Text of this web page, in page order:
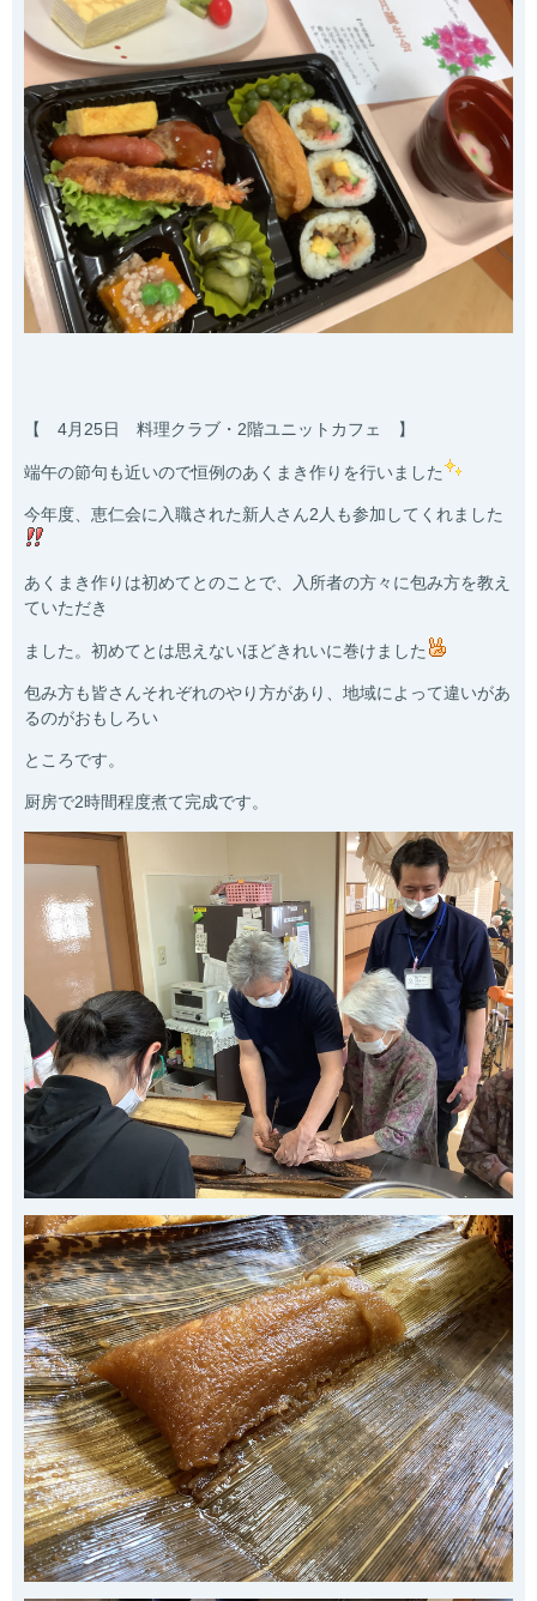
【 4月25日 料理クラブ・2階ユニットカフェ 】
端午の節句も近いので恒例のあくまき作りを行いました
今年度、恵仁会に入職された新人さん2人も参加してくれました
あくまき作りは初めてとのことで、入所者の方々に包み方を教え
ていただき
ました。初めてとは思えないほどきれいに巻けました
包み方も皆さんそれぞれのやり方があり、地域によって違いがあ
るのがおもしろい
ところです。
厨房で2時間程度煮て完成です。